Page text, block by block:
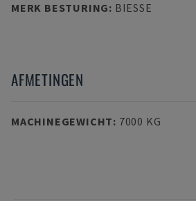
MERK BESTURING: BIESSE
AFMETINGEN
MACHINEGEWICHT: 7000 KG